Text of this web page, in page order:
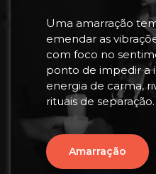
Uma amarração
emendar as
com foco no
ponto de impedir a
energia de carma,
rituais de
Amarração